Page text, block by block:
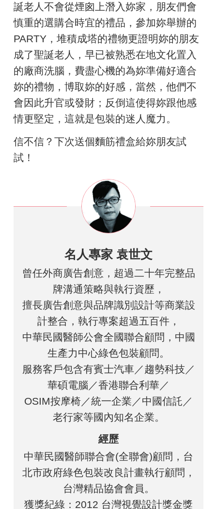
誕老人不會從煙囪上潛入妳家，朋友們會
慎重的選購合時宜的禮品，參加妳舉辦的
PARTY，堆積成塔的禮物更證明妳的朋友
成了聖誕老人，早已被熟悉在地文化置入
的廠商洗腦，費盡心機的為妳準備好適合
妳的禮物，博取妳的好感，當然，他們不
會因此升官或發財；反倒這使得妳跟他感
情更堅定，這就是包裝的迷人魔力。
信不信？下次送個麵筋禮盒給妳朋友試
試！
名人專家 袁世文
曾任外商廣告創意，超過二十年完整品
牌溝通策略與執行資歷，
擅長廣告創意與品牌識別設計等商業設
計整合，執行專案超過五百件，
中華民國醫師公會全國聯合顧問，中國
生產力中心綠色包裝顧問。
服務客戶包含有賓士汽車／趨勢科技／
華碩電腦／香港聯合利華／
OSIM按摩椅／統一企業／中國信託／
老行家等國內知名企業。
經歷
中華民國醫師聯合會(全聯會)顧問，台
北市政府綠色包裝改良計畫執行顧問，
台灣精品協會會員。
獲獎紀綠：2012 台灣視覺設計獎金獎